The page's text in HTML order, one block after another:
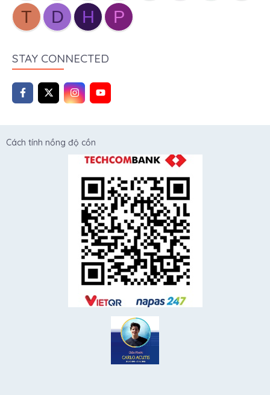
T
D H P
STAY CONNECTED
Cách tính nồng độ cồn